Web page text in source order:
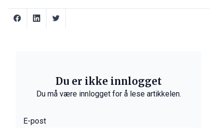
Du er ikke innlogget
Du må være innlogget for å lese artikkelen.
E-post